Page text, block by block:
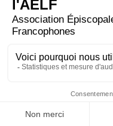
ORAISON
Dieu éternel et tout-
obtenir ce que tu
commandes.